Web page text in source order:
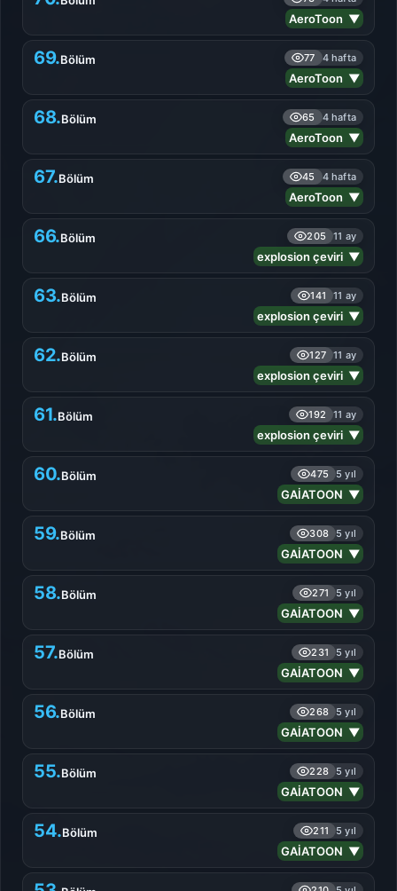
AeroToon ▼
69.Bölüm 77 4 hafta
AeroToon ▼
68.Bölüm 65 4 hafta
AeroToon ▼
67.Bölüm 45 4 hafta
AeroToon ▼
66.Bölüm 205 11 ay
explosion çeviri ▼
63.Bölüm 141 11 ay
explosion çeviri ▼
62.Bölüm 127 11 ay
explosion çeviri ▼
61.Bölüm 192 11 ay
explosion çeviri ▼
60.Bölüm 475 5 yıl
GAİATOON ▼
59.Bölüm 308 5 yıl
GAİATOON ▼
58.Bölüm 271 5 yıl
GAİATOON ▼
57.Bölüm 231 5 yıl
GAİATOON ▼
56.Bölüm 268 5 yıl
GAİATOON ▼
55.Bölüm 228 5 yıl
GAİATOON ▼
54.Bölüm 211 5 yıl
GAİATOON ▼